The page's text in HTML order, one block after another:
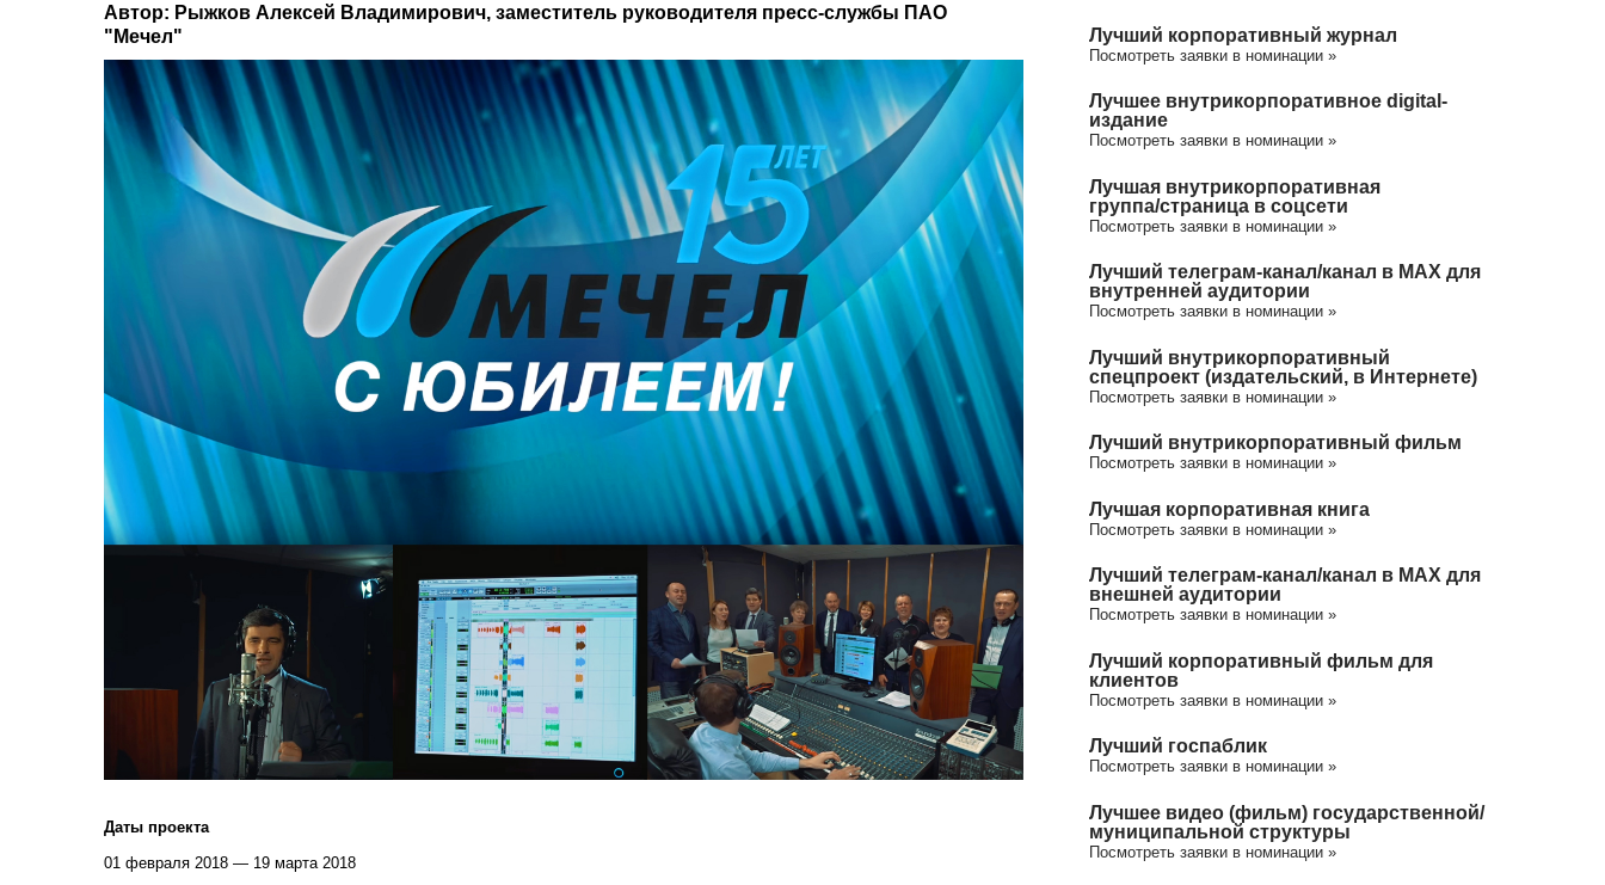
Автор: Рыжков Алексей Владимирович, заместитель руководителя пресс-службы ПАО
"Мечел"
Даты проекта
01 февраля 2018 — 19 марта 2018
Лучший корпоративный журнал
Посмотреть заявки в номинации »
Лучшее внутрикорпоративное digital-
издание
Посмотреть заявки в номинации »
Лучшая внутрикорпоративная
группа/cтраница в соцсети
Посмотреть заявки в номинации »
Лучший телеграм-канал/канал в МАХ для
внутренней аудитории
Посмотреть заявки в номинации »
Лучший внутрикорпоративный
спецпроект (издательский, в Интернете)
Посмотреть заявки в номинации »
Лучший внутрикорпоративный фильм
Посмотреть заявки в номинации »
Лучшая корпоративная книга
Посмотреть заявки в номинации »
Лучший телеграм-канал/канал в МАХ для
внешней аудитории
Посмотреть заявки в номинации »
Лучший корпоративный фильм для
клиентов
Посмотреть заявки в номинации »
Лучший госпаблик
Посмотреть заявки в номинации »
Лучшее видео (фильм) государственной/
муниципальной структуры
Посмотреть заявки в номинации »